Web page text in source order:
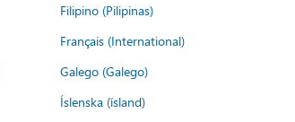
Filipino (Pilipinas)
Français (International)
Galego (Galego)
Íslenska (ísland)